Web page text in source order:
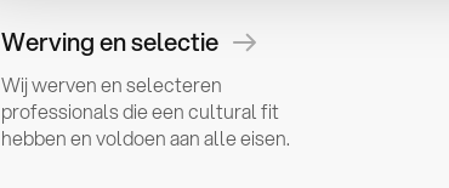
Werving en selectie
Wij werven en selecteren
professionals die een cultural fit
hebben en voldoen aan alle eisen.